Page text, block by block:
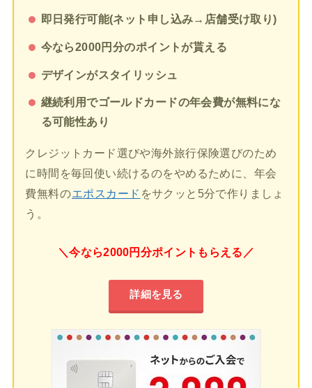
即日発行可能(ネット申し込み→店舗受け取り)
今なら2000円分のポイントが貰える
デザインがスタイリッシュ
継続利用でゴールドカードの年会費が無料にな
る可能性あり
クレジットカード選びや海外旅行保険選びのため
に時間を毎回使い続けるのをやめるために、年会
費無料のエポスカード をサクッと5分で作りましょ
う。
＼今なら2000円分ポイントもらえる／
詳細を見る